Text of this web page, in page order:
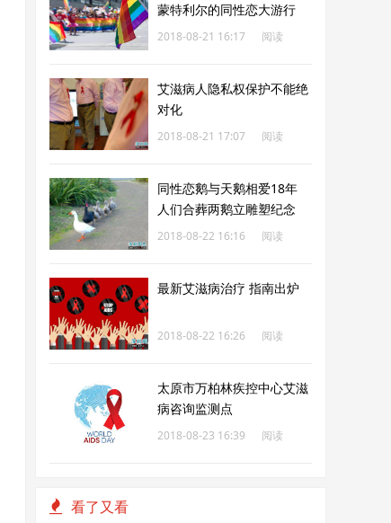
蒙特利尔的同性恋大游行
2018-08-21 16:17
阅读
艾滋病人隐私权保护不能绝
对化
2018-08-21 17:07
阅读
同性恋鹅与天鹅相爱18年
人们合葬两鹅立雕塑纪念
2018-08-22 16:16
阅读
最新艾滋病治疗 指南出炉
2018-08-22 16:26
阅读
太原市万柏林疾控中心艾滋
病咨询监测点
2018-08-23 16:39
阅读
看了又看